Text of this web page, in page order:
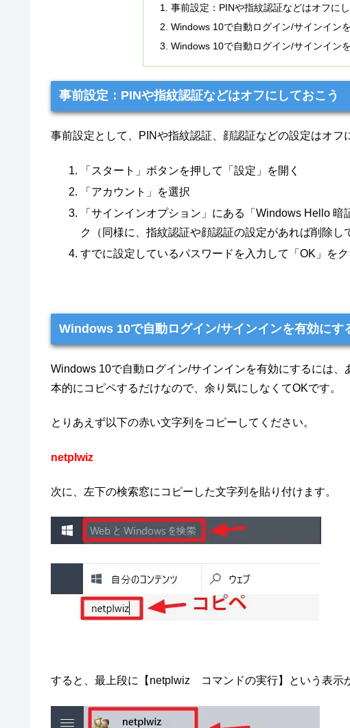
事前設定：PINや指紋認証などはオフに
Windows 10で自動ログイン/サインイン
Windows 10で自動ログイン/サインイン
事前設定：PINや指紋認証などはオフにしておこう
事前設定として、PINや指紋認証、顔認証などの設定はオフ
「スタート」ボタンを押して「設定」を開く
「アカウント」を選択
「サインインオプション」にある「Windows Hello
ク（同様に、指紋認証や顔認証の設定があれば削除し
すでに設定しているパスワードを入力して「OK」をク
Windows 10で自動ログイン/サインインを有効にす
Windows 10で自動ログイン/サインインを有効にするには
本的にコピペするだけなので、余り気にしなくてOKです。
とりあえず以下の赤い文字列をコピーしてください。
netplwiz
次に、左下の検索窓にコピーした文字列を貼り付けます。
すると、最上段に【netplwiz コマンドの実行】という表示